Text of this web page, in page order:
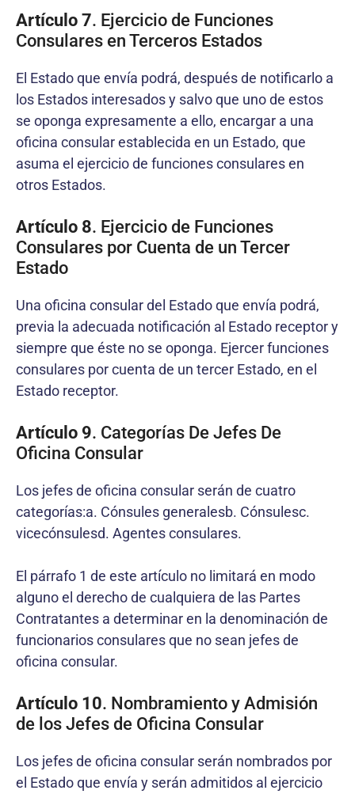
Artículo 7. Ejercicio de Funciones
Consulares en Terceros Estados
El Estado que envía podrá, después de notificarlo a
los Estados interesados y salvo que uno de estos
se oponga expresamente a ello, encargar a una
oficina consular establecida en un Estado, que
asuma el ejercicio de funciones consulares en
otros Estados.
Artículo 8. Ejercicio de Funciones
Consulares por Cuenta de un Tercer
Estado
Una oficina consular del Estado que envía podrá,
previa la adecuada notificación al Estado receptor y
siempre que éste no se oponga. Ejercer funciones
consulares por cuenta de un tercer Estado, en el
Estado receptor.
Artículo 9. Categorías De Jefes De
Oficina Consular
Los jefes de oficina consular serán de cuatro
categorías:a. Cónsules generalesb. Cónsulesc.
vicecónsulesd. Agentes consulares.
El párrafo 1 de este artículo no limitará en modo
alguno el derecho de cualquiera de las Partes
Contratantes a determinar en la denominación de
funcionarios consulares que no sean jefes de
oficina consular.
Artículo 10. Nombramiento y Admisión
de los Jefes de Oficina Consular
Los jefes de oficina consular serán nombrados por
el Estado que envía y serán admitidos al ejercicio